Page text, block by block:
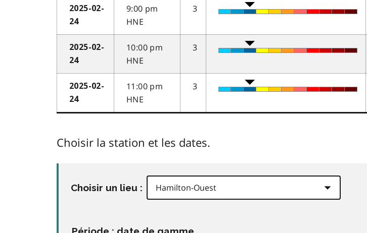
2025-02-
24
9:00 pm
HNE
3
2025-02-
24
10:00 pm
HNE
3
2025-02-
24
11:00 pm
HNE
3
Choisir la station et les dates.
Choisir un lieu :